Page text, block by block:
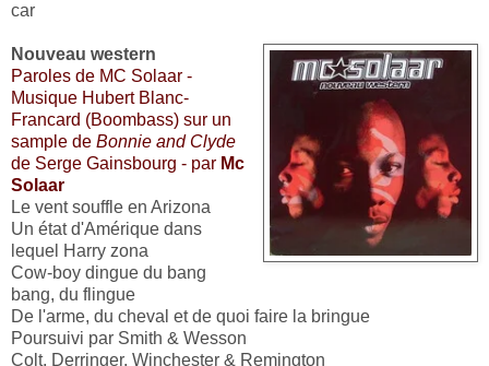
car
Nouveau western
Paroles de MC Solaar -
Musique Hubert Blanc-
Francard (Boombass) sur un
sample de Bonnie and Clyde
de Serge Gainsbourg - par Mc
Solaar
Le vent souffle en Arizona
Un état d'Amérique dans
lequel Harry zona
Cow-boy dingue du bang
bang, du flingue
De l'arme, du cheval et de quoi faire la bringue
Poursuivi par Smith & Wesson
Colt, Derringer, Winchester & Remington